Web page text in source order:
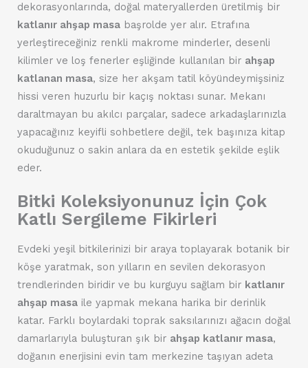
dekorasyonlarında, doğal materyallerden üretilmiş bir
katlanır ahşap masa başrolde yer alır. Etrafına
yerleştireceğiniz renkli makrome minderler, desenli
kilimler ve loş fenerler eşliğinde kullanılan bir ahşap
katlanan masa, size her akşam tatil köyündeymişsiniz
hissi veren huzurlu bir kaçış noktası sunar. Mekanı
daraltmayan bu akılcı parçalar, sadece arkadaşlarınızla
yapacağınız keyifli sohbetlere değil, tek başınıza kitap
okuduğunuz o sakin anlara da en estetik şekilde eşlik
eder.
Bitki Koleksiyonunuz İçin Çok
Katlı Sergileme Fikirleri
Evdeki yeşil bitkilerinizi bir araya toplayarak botanik bir
köşe yaratmak, son yılların en sevilen dekorasyon
trendlerinden biridir ve bu kurguyu sağlam bir katlanır
ahşap masa ile yapmak mekana harika bir derinlik
katar. Farklı boylardaki toprak saksılarınızı ağacın doğal
damarlarıyla buluşturan şık bir ahşap katlanır masa,
doğanın enerjisini evin tam merkezine taşıyan adeta